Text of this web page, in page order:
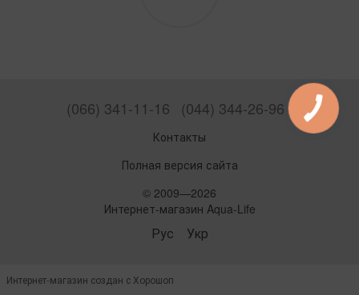
(066) 341-11-16 (044) 344-26-96
Контакты
Полная версия сайта
© 2009—2026
Интернет-магазин Aqua-Life
Рус Укр
Интернет-магазин создан с Хорошоп